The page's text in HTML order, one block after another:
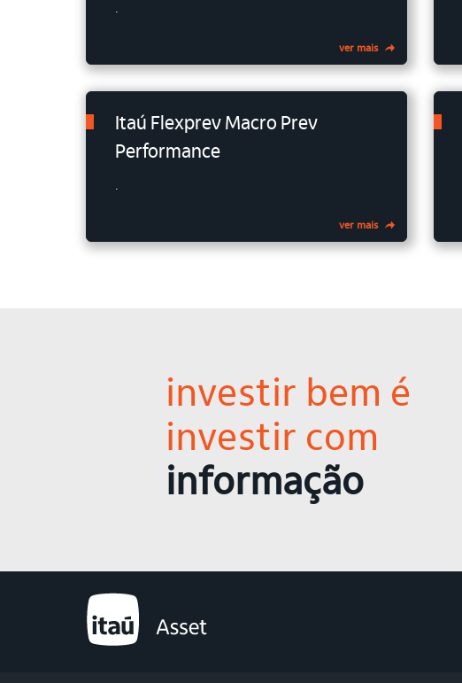
.
ver mais
Itaú Flexprev Macro Prev
Performance
.
ver mais
investir bem é
investir com
informação